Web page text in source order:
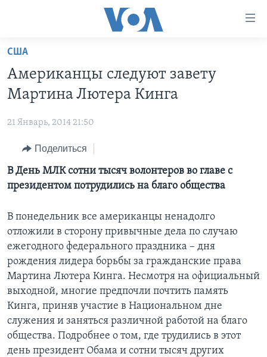
Перейти
основной
контент
Перейти
навигации
Перейти
ПРОГРАММЫ
НОВОСТИ ЗА МИНУТУ
ИТОГИ
ПОЧЕМУ ЭТО ВАЖНО?
ДИСКУССИЯ VOA
ДЕТАЛИ
НЬЮ-ЙОРК NEW YORK
АМЕРИКА. БОЛЬШОЕ ПУТЕШЕСТВИЕ
ПРОЕКТЫ
УЧИМ АНГЛИЙСКИЙ
НАША АМЕРИКАНСКАЯ ИСТОРИЯ
А КАК В АМЕРИКЕ?
АРТЕФАКТЫ
АМЕРИКАНСКИЕ ГОРОДКИ
ТЕСТЫ
ЭКСПЕРТИЗА
ИНТЕРВЬЮ
ФАКТЫ ПРОТИВ ФЕЙКОВ
ЗА СВОБОДУ ПРЕССЫ
УЧИМ АНГЛИЙСКИЙ
ВИДЕО
ПОДПИСКА НА НОВОСТИ
Learning English
СОЦИАЛЬНЫЕ СЕТИ
США
Американцы следуют завету
Мартина Лютера Кинга
21 Январь, 2014 21:50
Поделиться
В День МЛК сотни тысяч волонтеров во главе с
президентом потрудились на благо общества
В понедельник все американцы ненадолго
отложили в сторону привычные дела по случаю
ежегодного федерального праздника – дня
рождения лидера борьбы за гражданские права
Мартина Лютера Кинга. Несмотря на официальный
выходной, многие предпочли почтить память
Кинга, приняв участие в Национальном дне
служения и заняться различной работой на благо
общества. Подробнее о том, где трудились в этот
день президент Обама и сотни тысяч других